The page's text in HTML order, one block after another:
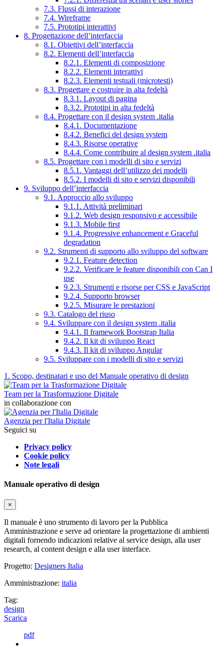
7.3. Flussi di interazione
7.4. Wireframe
7.5. Prototipi interattivi
8. Progettazione dell’interfaccia
8.1. Obiettivi dell’interfaccia
8.2. Elementi dell’interfaccia
8.2.1. Elementi di composizione
8.2.2. Elementi interattivi
8.2.3. Elementi testuali (microtesti)
8.3. Progettare e costruire in alta fedeltà
8.3.1. Layout di pagina
8.3.2. Prototipi in alta fedeltà
8.4. Progettare con il design system .italia
8.4.1. Documentazione
8.4.2. Benefici del design system
8.4.3. Risorse operative
8.4.4. Come contribuire al design system .italia
8.5. Progettare con i modelli di sito e servizi
8.5.1. Vantaggi dell’utilizzo dei modelli
8.5.2. I modelli di sito e servizi disponibili
9. Sviluppo dell’interfaccia
9.1. Approccio allo sviluppo
9.1.1. Attività preliminari
9.1.2. Web design responsivo e accessibile
9.1.3. Mobile first
9.1.4. Progressive enhancement e Graceful
degradation
9.2. Strumenti di supporto allo sviluppo del software
9.2.1. Feature detection
9.2.2. Verificare le feature disponibili con Can I
use
9.2.3. Strumenti e risorse per CSS e JavaScript
9.2.4. Supporto browser
9.2.5. Misurare le prestazioni
9.3. Catalogo del riuso
9.4. Sviluppare con il design system .italia
9.4.1. Il framework Bootstrap Italia
9.4.2. Il kit di sviluppo React
9.4.3. Il kit di sviluppo Angular
9.5. Sviluppare con i modelli di sito e servizi
1. Scopo, destinatari e uso del Manuale operativo di design
Team per la Trasformazione Digitale
in collaborazione con
Agenzia per l'Italia Digitale
Seguici su
Privacy policy
Cookie policy
Note legali
Manuale operativo di design
×
Il manuale è uno strumento di lavoro per la Pubblica
Amministrazione e serve ad orientare la progettazione di ambienti
digitali fornendo indicazioni relative al service design, alla user
research, al content design e alla user interface.
Progetto: Designers Italia
Amministrazione: italia
Tag:
design
Scarica
pdf